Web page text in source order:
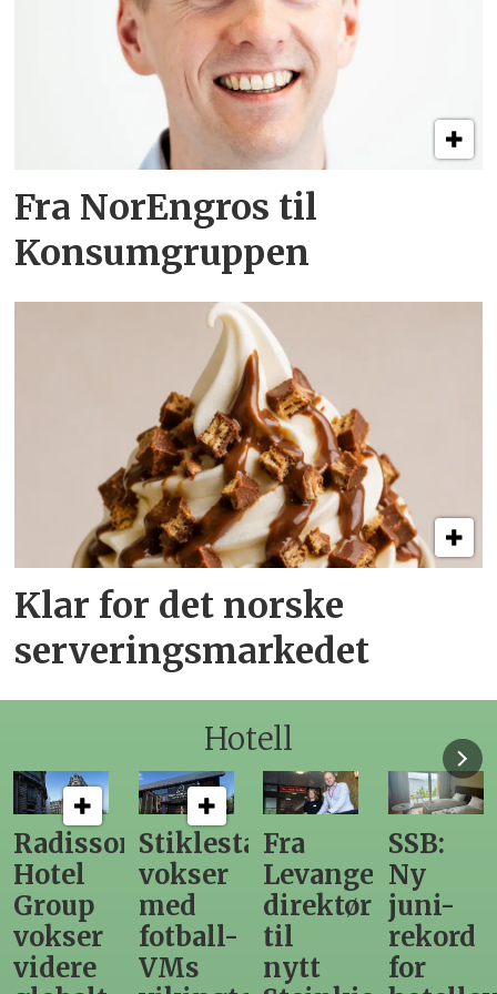
Fra NorEngros til
Konsumgruppen
Klar for det norske
serveringsmarkedet
Hotell
Stiklestad
vokser
med
fotball-
VMs
Fra
Levanger-
direktør
til
nytt
Ny
juni-
rekord
for
gir